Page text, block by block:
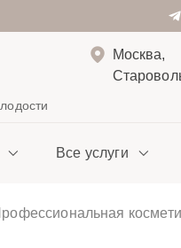
Москва,
Все услуги